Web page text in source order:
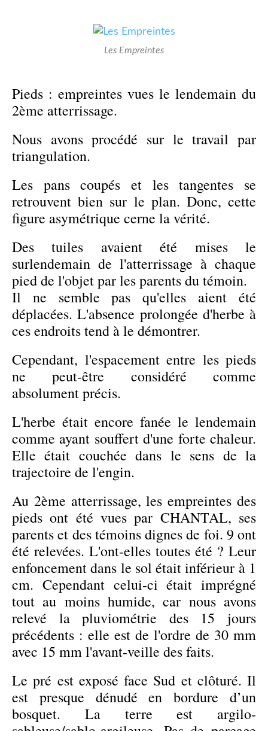
Les Empreintes
Pieds : empreintes vues le lendemain du
2ème atterrissage.
Nous avons procédé sur le travail par
triangulation.
Les pans coupés et les tangentes se
retrouvent bien sur le plan. Donc, cette
figure asymétrique cerne la vérité.
Des tuiles avaient été mises le
surlendemain de l'atterrissage à chaque
pied de l'objet par les parents du témoin.
Il ne semble pas qu'elles aient été
déplacées. L'absence prolongée d'herbe à
ces endroits tend à le démontrer.
Cependant, l'espacement entre les pieds
ne peut-être considéré comme
absolument précis.
L'herbe était encore fanée le lendemain
comme ayant souffert d'une forte chaleur.
Elle était couchée dans le sens de la
trajectoire de l'engin.
Au 2ème atterrissage, les empreintes des
pieds ont été vues par CHANTAL, ses
parents et des témoins dignes de foi. 9 ont
été relevées. L'ont-elles toutes été ? Leur
enfoncement dans le sol était inférieur à 1
cm. Cependant celui-ci était imprégné
tout au moins humide, car nous avons
relevé la pluviométrie des 15 jours
précédents : elle est de l'ordre de 30 mm
avec 15 mm l'avant-veille des faits.
Le pré est exposé face Sud et clôturé. Il
est presque dénudé en bordure d’un
bosquet. La terre est argilo-